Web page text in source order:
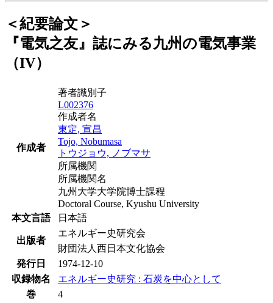
＜紀要論文＞
『電気之友』誌にみる九州の電気事業
（IV）
作成者
著者識別子
L002376
作成者名
東定, 宣昌
Tojo, Nobumasa
トウジョウ, ノブマサ
所属機関
所属機関名
九州大学大学院博士課程
Doctoral Course, Kyushu University
本文言語
日本語
出版者
エネルギー史研究会
財団法人西日本文化協会
発行日
1974-12-10
収録物名
エネルギー史研究 : 石炭を中心として
巻
4